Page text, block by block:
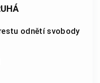
odnětí svobody